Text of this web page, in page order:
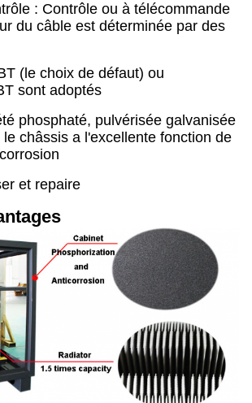
: Contrôle ou à télécommande
du câble est déterminée par des
(le choix de défaut) ou
sont adoptés
phosphaté, pulvérisée galvanisée
châssis a l'excellente fonction de
et repaire